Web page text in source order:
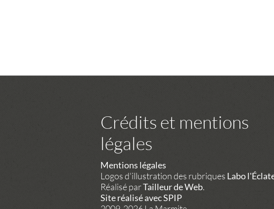
Crédits et mentions
légales
Mentions légales
Logos d'illustration des rubriques Labo
Réalisé parTailleur de Web.
Site réalisé avec SPIP